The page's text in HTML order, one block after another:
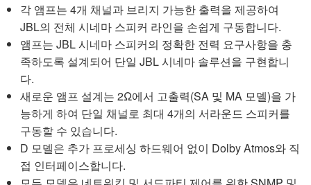
각 앰프는 4개 채널과 브리지 가능한 출력을 제공하여
JBL의 전체 시네마 스피커 라인을 손쉽게 구동합니다.
앰프는 JBL 시네마 스피커의 정확한 전력 요구사항을 충
족하도록 설계되어 단일 JBL 시네마 솔루션을 구현합니
다.
새로운 앰프 설계는 2Ω에서 고출력(SA 및 MA 모델)을 가
능하게 하여 단일 채널로 최대 4개의 서라운드 스피커를
구동할 수 있습니다.
D 모델은 추가 프로세싱 하드웨어 없이 Dolby Atmos와 직
접 인터페이스합니다.